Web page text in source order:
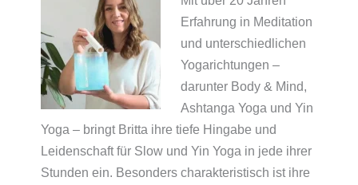
Erfahrung in Meditation
und unterschiedlichen
Yogarichtungen –
darunter Body & Mind,
Ashtanga Yoga und Yin
Yoga – bringt Britta ihre tiefe Hingabe und
Leidenschaft für Slow und Yin Yoga in jede ihrer
Stunden ein. Besonders charakteristisch ist ihre